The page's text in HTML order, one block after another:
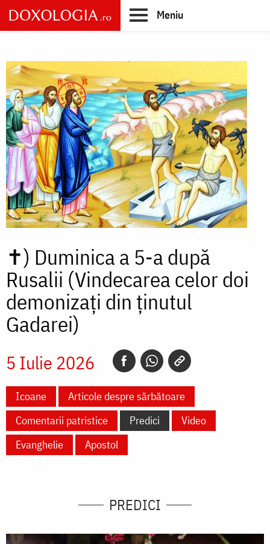
Skip
to
main
Meniu
✝) Duminica a 5-a după
Rusalii (Vindecarea celor doi
demonizați din ținutul
Gadarei)
5 Iulie 2026
Icoane
Articole despre sărbătoare
Comentarii patristice
Predici
Video
Evanghelie
Apostol
PREDICI